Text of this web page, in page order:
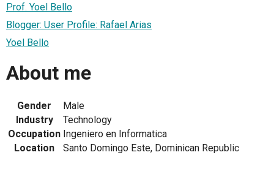
Prof. Yoel Bello
Blogger: User Profile: Rafael Arias
Yoel Bello
About me
Gender
Male
Industry
Technology
Occupation Ingeniero en Informatica
Location
Santo Domingo Este, Dominican Republic